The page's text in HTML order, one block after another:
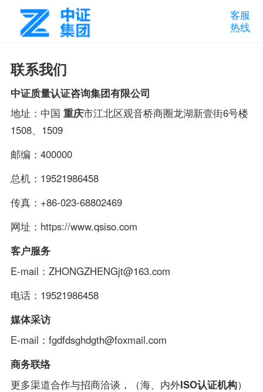
客服
热线
联系我们
中证质量认证咨询集团有限公司
地址：中国 重庆市江北区观音桥商圈龙湖新壹街6号楼
1508、1509
邮编：400000
总机：19521986458
传真：+86-023-68802469
网址：https://www.qsiso.com
客户服务
E-mail：ZHONGZHENGjt@163.com
电话：19521986458
媒体采访
E-mail：fgdfdsghdgth@foxmail.com
商务联络
更多渠道合作与招商洽谈，（海、内外ISO认证机构）